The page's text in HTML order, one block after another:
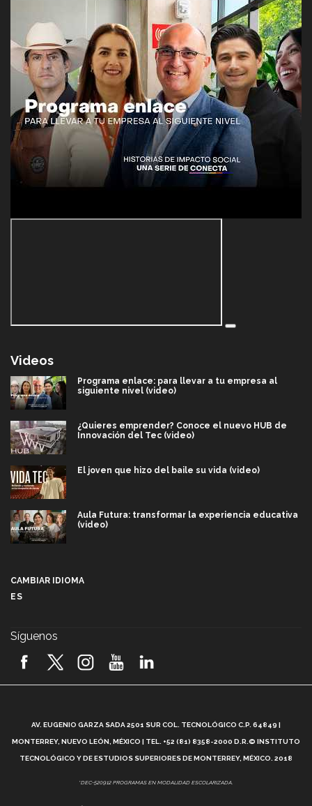
Videos
Programa enlace: para llevar a tu empresa al
siguiente nivel (video)
¿Quieres emprender? Conoce el nuevo HUB de
Innovación del Tec (video)
El joven que hizo del baile su vida (video)
Aula Futura: transformar la experiencia educativa
(video)
2026! (video)
¿Cómo es el Modelo Educativo Tec? (video)
Vida Tec: Feminismo e Inteligencia Artificial, Paola
CAMBIAR IDIOMA
ES
Síguenos
AV. EUGENIO GARZA SADA 2501 SUR COL. TECNOLÓGICO C.P. 64849 |
MONTERREY, NUEVO LEÓN, MÉXICO | TEL. +52 (81) 8358-2000 D.R.© INSTITUTO
TECNOLÓGICO Y DE ESTUDIOS SUPERIORES DE MONTERREY, MÉXICO. 2018
*DEC-520912 PROGRAMAS EN MODALIDAD ESCOLARIZADA.